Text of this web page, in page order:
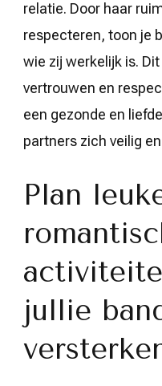
relatie. Door haar
respecteren, toon je
wie zij werkelijk is.
vertrouwen en
een gezonde en
partners zich veilig
Plan
jullie